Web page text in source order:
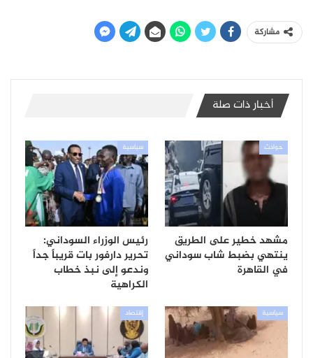
مشاركة
أخبار ذات صلة
حوادث
مشهد خطير على الطريق
ينتهي بضبط شاب سوداني
في القاهرة
سياسية
رئيس الوزراء السوداني:
تحرير دارفور بات قريباً جداً
وندعو إلى نبذ خطاب
الكراهية
سياسية إقتصاد